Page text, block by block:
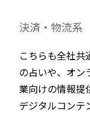
決済・物流系
こちらも全社共
の占いや、オン
業向けの情報提
デジタルコンテ